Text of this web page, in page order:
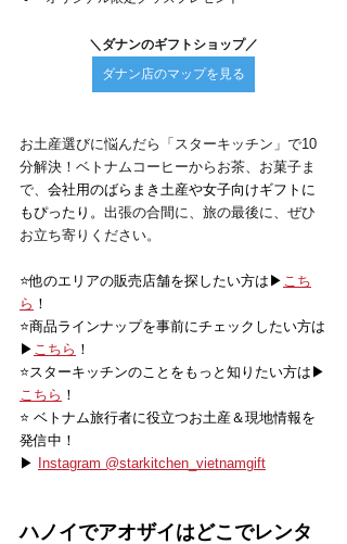
＼ダナンのギフトショップ／
ダナン店のマップを見る
お土産選びに悩んだら「スターキッチン」で10
分解決！ベトナムコーヒーからお茶、お菓子ま
で、 会社用のばらまき土産や女子向けギフトに
もぴったり。 出張の合間に、旅の最後に、ぜひ
お立ち寄りください。
⭐️他のエリアの販売店舗を探したい方は▶ こち
ら ！
⭐️商品ラインナップを事前にチェックしたい方は
▶ こちら ！
⭐️スターキッチンのことをもっと知りたい方は▶
こちら ！
⭐️ ベトナム旅行者に役立つお土産＆現地情報を
発信中！
▶
Instagram @starkitchen_vietnamgift
ハノイでアオザイはどこでレンタ